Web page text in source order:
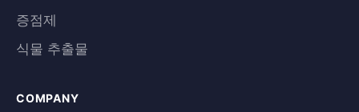
증점제
식물 추출물
COMPANY